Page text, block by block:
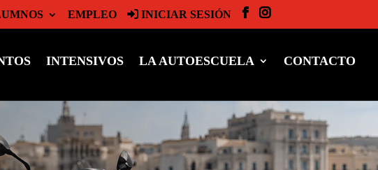
EMPLEO INICIAR SESIÓN
INTENSIVOS LA AUTOESCUELA CONTACTO